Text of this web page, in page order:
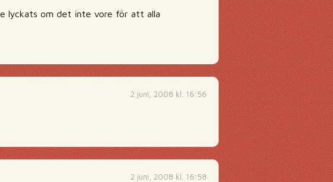
lyckats om det inte vore för att alla
2 juni, 2008 kl. 16:56
2 juni, 2008 kl. 16:58